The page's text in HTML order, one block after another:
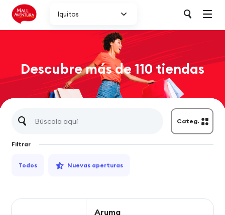
Iquitos
Descubre más de 110 tiendas
Categ.
Filtrar
Todos Nuevas aperturas
Aruma